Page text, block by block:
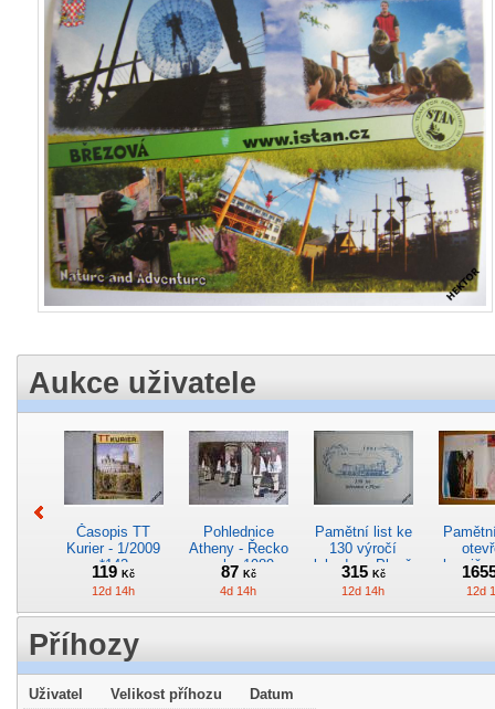
Aukce uživatele
Časopis TT
Kurier - 1/2009
*142
119Kč
12d 14h
Pohlednice
Atheny - Řecko
z roku 1989.
Nová nepoužitá
*5019
87 Kč
4d 14h
Pamětní list ke
130 výročí
lokodepa Plzeň
*2963
315 Kč
12d 14h 12d
Příhozy
Uživatel Velikost příhozu Datum